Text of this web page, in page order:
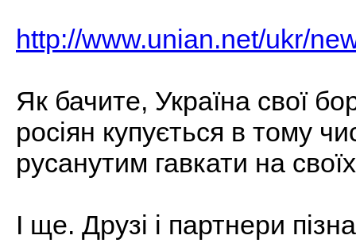
http://www.unian.net/ukr/
Як бачите, Україна свої
росіян купується в тому
русанутим гавкати на
І ще. Друзі і партнери